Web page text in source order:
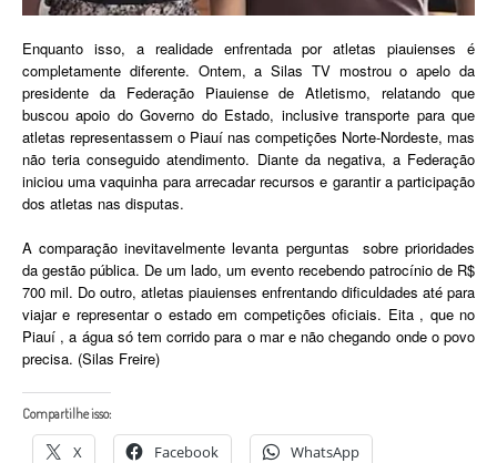
Enquanto isso, a realidade enfrentada por atletas piauienses é
completamente diferente. Ontem, a Silas TV mostrou o apelo da
presidente da Federação Piauiense de Atletismo, relatando que
buscou apoio do Governo do Estado, inclusive transporte para que
atletas representassem o Piauí nas competições Norte-Nordeste, mas
não teria conseguido atendimento. Diante da negativa, a Federação
iniciou uma vaquinha para arrecadar recursos e garantir a participação
dos atletas nas disputas.
A comparação inevitavelmente levanta perguntas sobre prioridades
da gestão pública. De um lado, um evento recebendo patrocínio de R$
700 mil. Do outro, atletas piauienses enfrentando dificuldades até para
viajar e representar o estado em competições oficiais. Eita , que no
Piauí , a água só tem corrido para o mar e não chegando onde o povo
precisa. (Silas Freire)
Compartilhe isso:
X Facebook WhatsApp